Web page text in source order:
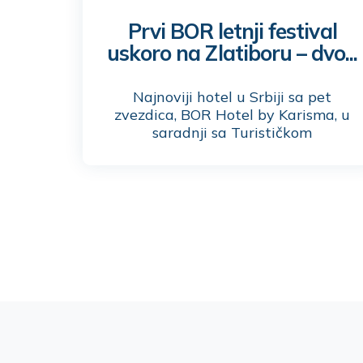
Prvi BOR letnji festival
uskoro na Zlatiboru – dvo...
Najnoviji hotel u Srbiji sa pet
zvezdica, BOR Hotel by Karisma, u
saradnji sa Turističkom